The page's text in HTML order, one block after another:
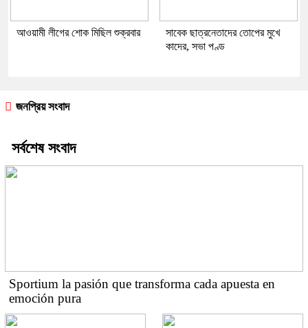
আওয়ামী লীগের শোক মিছিল শুক্রবার
সাবেক ছাত্রনেতাদের তোপের মুখে
কাদের, সভা পণ্ড
জনপ্রিয় সংবাদ
সর্বশেষ সংবাদ
Sportium la pasión que transforma cada apuesta en
emoción pura